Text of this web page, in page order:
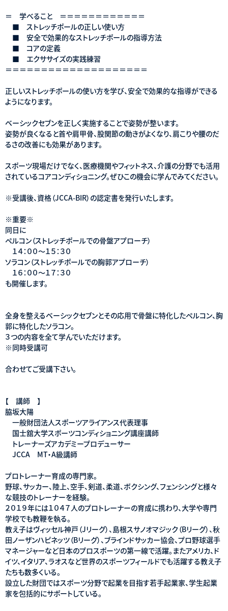
＝ 学べること ＝＝＝＝＝＝＝＝＝＝＝＝
■ ストレッチポールの正しい使い方
■ 安全で効果的なストレッチポールの指導方法
■ コアの定義
■ エクササイズの実践練習
＝＝＝＝＝＝＝＝＝＝＝＝＝＝＝＝＝＝＝＝
正しいストレッチポールの使い方を学び、安全で効果的な指導ができる
ようになります。
ベーシックセブンを正しく実施することで姿勢が整います。
姿勢が良くなると首や肩甲骨、股関節の動きがよくなり、肩こりや腰のだ
るさの改善にも効果があります。
スポーツ現場だけでなく、医療機関やフィットネス、介護の分野でも活用
されているコアコンディショニング。ぜひこの機会に学んでみてください。
※受講後、資格（JCCA-BIR）の認定書を発行いたします。
※重要※
同日に
ペルコン（ストレッチポールでの骨盤アプローチ）
１４：００〜１５：３０
ソラコン（ストレッチポールでの胸郭アプローチ）
１６：００〜１７：３０
も開催します。
全身を整えるベーシックセブンとその応用で骨盤に特化したペルコン、胸
郭に特化したソラコン。
３つの内容を全て学んでいただけます。
※同時受講可
合わせてご受講下さい。
【 講師 】
脇坂大陽
一般財団法人スポーツアライアンス代表理事
国士舘大学スポーツコンディショニング講座講師
トレーナーズアカデミープロデューサー
JCCA MT・A級講師
プロトレーナー育成の専門家。
野球、サッカー、陸上、空手、剣道、柔道、ボクシング、フェンシングと様々
な競技のトレーナーを経験。
２０１９年には１０４７人のプロトレーナーの育成に携わり、大学や専門
学校でも教鞭を執る。
教え子はヴィッセル神戸（Jリーグ）、島根スサノオマジック（Bリーグ）、秋
田ノーザンハピネッツ（Bリーグ）、ブラインドサッカー協会、プロ野球選手
マネージャーなど日本のプロスポーツの第一線で活躍。またアメリカ、ド
イツ、イタリア、ラオスなど世界のスポーツフィールドでも活躍する教え子
たちも数多くいる。
設立した財団ではスポーツ分野で起業を目指す若手起業家、学生起業
家を包括的にサポートしている。